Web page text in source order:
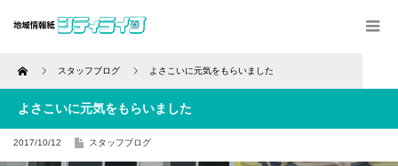
Home スタッフブログ よさこいに元気をもらいました
よさこいに元気をもらいました
2017/10/12 スタッフブログ